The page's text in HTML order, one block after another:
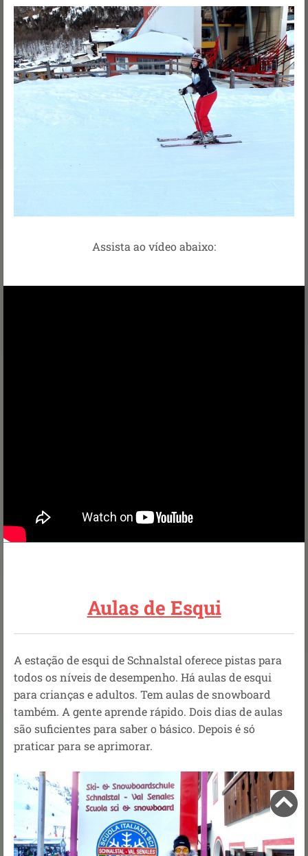
Assista ao vídeo abaixo:
Aulas de Esqui
A estação de esqui de Schnalstal oferece pistas para
todos os níveis de desempenho. Há aulas de esqui
para crianças e adultos. Tem aulas de snowboard
também. A gente aprende rápido. Dois dias de aulas
são suficientes para saber o básico. Depois é só
praticar para se aprimorar.